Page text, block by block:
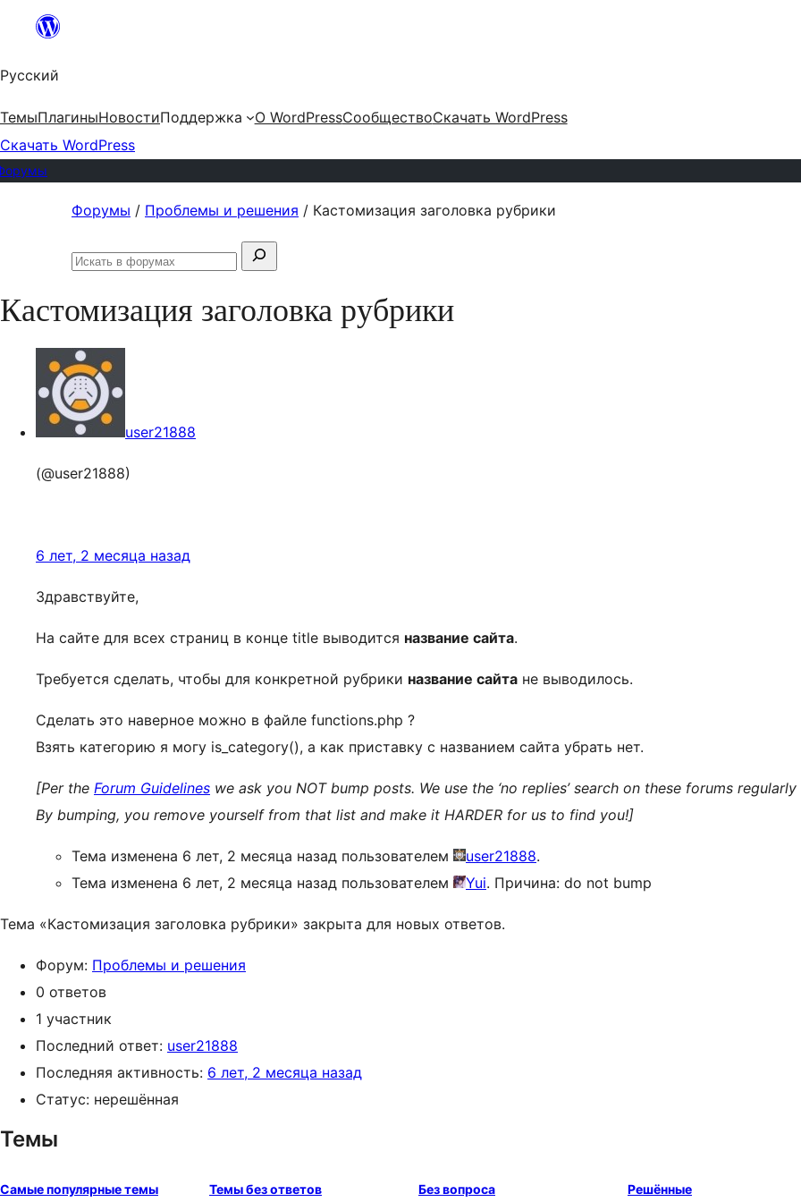
Перейти
содержимому
Русский
ТемыПлагиныНовостиПоддержка О WordPressСообществоСкачать WordPress
Скачать WordPress
содержимому
Форумы / Проблемы и решения / Кастомизация заголовка рубрики
Поиск:
Искать
Кастомизация заголовка рубрики
user21888
(@user21888)
6 лет, 2 месяца назад
Здравствуйте,
На сайте для всех страниц в конце title выводится название сайта.
Требуется сделать, чтобы для конкретной рубрики название сайта не выводилось.
Сделать это наверное можно в файле functions.php ?
Взять категорию я могу is_category(), а как приставку с названием сайта убрать нет.
[Per the Forum Guidelines we ask you NOT bump posts. We use the ‘no replies’ search on these forums
By bumping, you remove yourself from that list and make it HARDER for us to find you!]
Тема изменена 6 лет, 2 месяца назад пользователем user21888.
Тема изменена 6 лет, 2 месяца назад пользователем
Yui. Причина: do not bump
Тема «Кастомизация заголовка рубрики» закрыта для новых ответов.
Форум: Проблемы и решения
0 ответов
1 участник
Последний ответ: user21888
Последняя активность: 6 лет, 2 месяца назад
Статус: нерешённая
Темы
Самые популярные темы Темы без ответов Без вопроса Решённые